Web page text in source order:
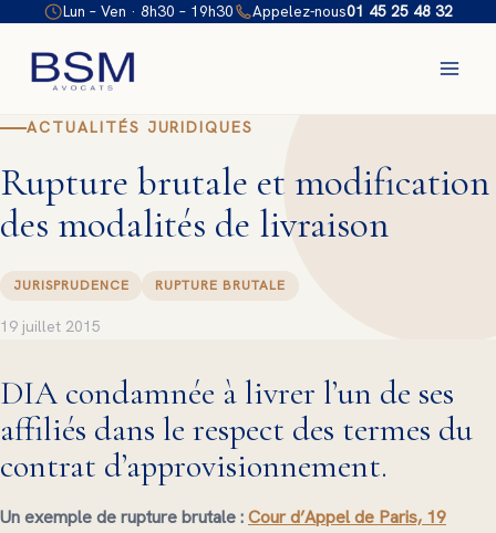
contenu
Lun – Ven · 8h30 – 19h30 Appelez-nous01 45 25 48 32
ACTUALITÉS JURIDIQUES
Rupture brutale et modification
des modalités de livraison
JURISPRUDENCE RUPTURE BRUTALE
19 juillet 2015
DIA condamnée à livrer l’un de ses
affiliés dans le respect des termes du
contrat d’approvisionnement.
Un exemple de rupture brutale :Cour d’Appel de Paris, 19